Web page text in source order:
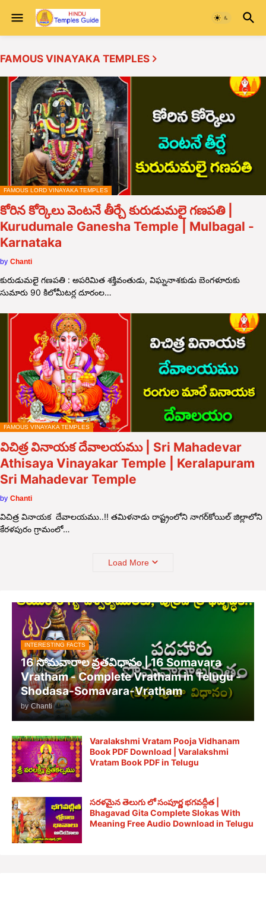
FAMOUS VINAYAKA TEMPLES
FAMOUS LORD VINAYAKA TEMPLES
కోరిన కోర్కెలు వెంటనే తీర్చే కురుడుమలై గణపతి |
Kurudumale Ganesha Temple | Mulbagal -
Karnataka
by Chanti
కురుడుమలై గణపతి : అపరిమిత శక్తివంతుడు, విఘ్ననాశకుడు బెంగళూరుకు
సుమారు 90 కిలోమీటర్ల దూరంల…
FAMOUS VINAYAKA TEMPLES
విచిత్ర వినాయక దేవాలయము | Sri Mahadevar
Athisaya Vinayakar Temple | Keralapuram
Sri Mahadevar Temple
by Chanti
విచిత్ర వినాయక దేవాలయము..!! తమిళనాడు రాష్ట్రంలోని నాగర్‌కోయిల్ జిల్లాలోని
కేరళపురం గ్రామంలో…
Load More
INTERESTING FACTS
16 సోమవారాల వ్రతవిధానం | 16 Somavara
Vratham - Complete Vratham in Telugu -
Shodasa-Somavara-Vratham
by Chanti
Varalakshmi Vratam Pooja Vidhanam
Book PDF Download | Varalakshmi
Vratam Book PDF in Telugu
సరళమైన తెలుగు లో సంపూర్ణ భగవద్గీత |
Bhagavad Gita Complete Slokas With
Meaning Free Audio Download in Telugu